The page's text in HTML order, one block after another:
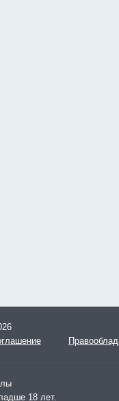
18 лет.